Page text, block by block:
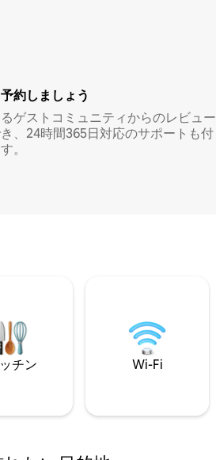
約しましょう
ゲストコミュニティからのレビュー
、24時間365日対応のサポートも付
。
チン Wi-Fi